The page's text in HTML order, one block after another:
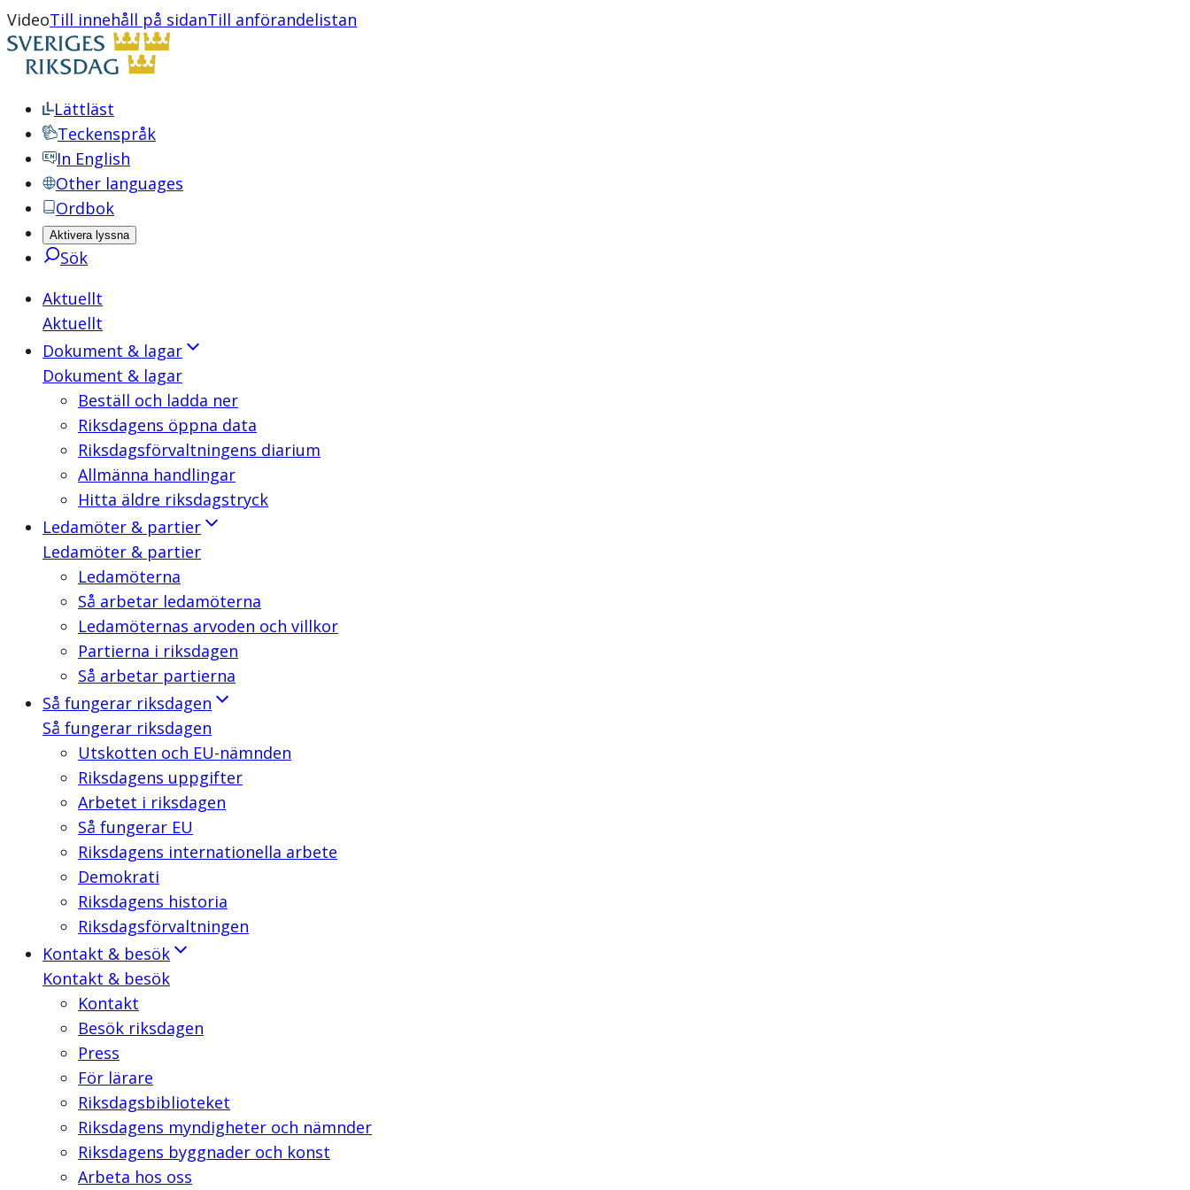
VideoTill innehåll på sidanTill anförandelistan
Lättläst
Teckenspråk
In English
Other languages
Ordbok
Aktivera lyssna
Sök
Aktuellt
Aktuellt
Dokument & lagar
Dokument & lagar
Beställ och ladda ner
Riksdagens öppna data
Riksdagsförvaltningens diarium
Allmänna handlingar
Hitta äldre riksdagstryck
Ledamöter & partier
Ledamöter & partier
Ledamöterna
Så arbetar ledamöterna
Ledamöternas arvoden och villkor
Partierna i riksdagen
Så arbetar partierna
Så fungerar riksdagen
Så fungerar riksdagen
Utskotten och EU-nämnden
Riksdagens uppgifter
Arbetet i riksdagen
Så fungerar EU
Riksdagens internationella arbete
Demokrati
Riksdagens historia
Riksdagsförvaltningen
Kontakt & besök
Kontakt & besök
Kontakt
Besök riksdagen
Press
För lärare
Riksdagsbiblioteket
Riksdagens myndigheter och nämnder
Riksdagens byggnader och konst
Arbeta hos oss